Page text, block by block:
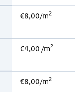
€8,00/m2
€4,00 /m2
€8,00/m2